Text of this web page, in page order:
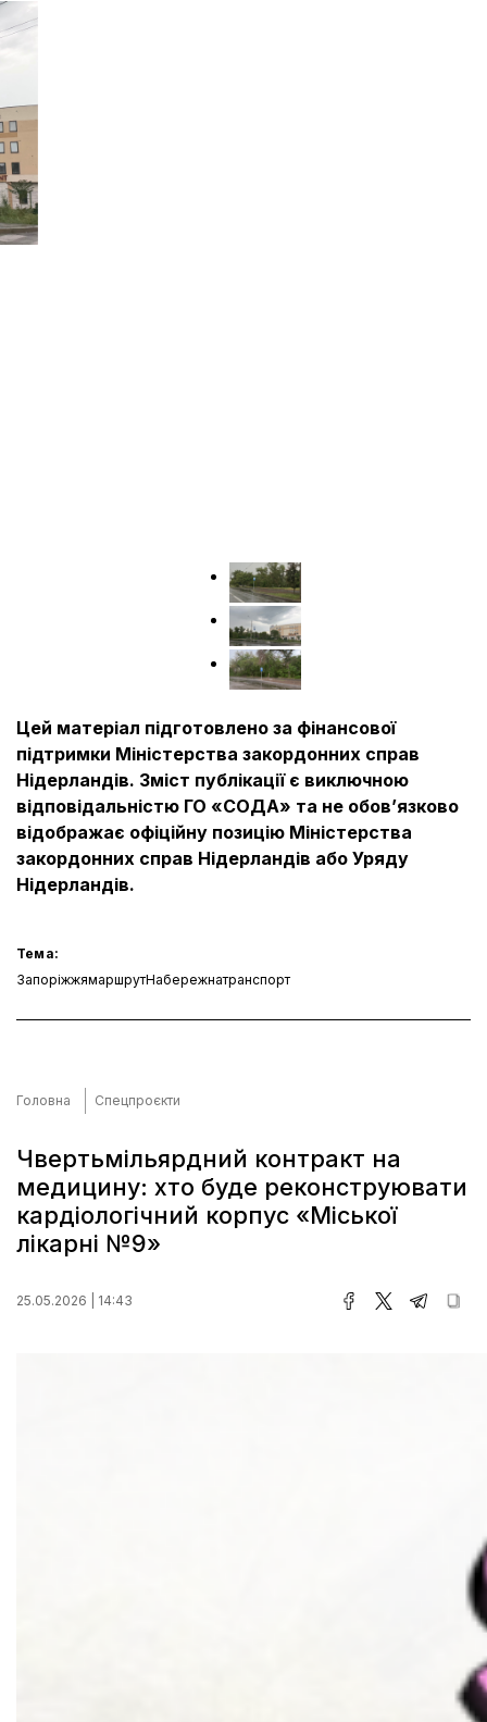
Цей матеріал підготовлено за фінансової
підтримки Міністерства закордонних справ
Нідерландів. Зміст публікації є виключною
відповідальністю ГО «СОДА» та не обовʼязково
відображає офіційну позицію Міністерства
закордонних справ Нідерландів або Уряду
Нідерландів.
Тема:
ЗапоріжжямаршрутНабережнатранспорт
Головна Спецпроєкти
Чвертьмільярдний контракт на
медицину: хто буде реконструювати
кардіологічний корпус «Міської
лікарні №9»
25.05.2026 | 14:43